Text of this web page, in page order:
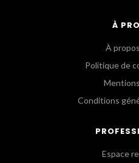
À
À
Politique de
Conditions
Espace